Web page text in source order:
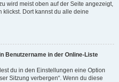
wird meist oben auf der Seite angezeigt,
Dort kannst du alle deine
Benutzername in der Online-Liste
du in den Einstellungen eine Option
Sitzung verbergen“. Wenn du diese